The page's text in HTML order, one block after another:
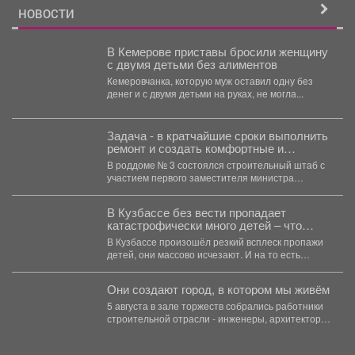
НОВОСТИ
В Кемерове приставы бросили женщину
с двумя детьми без алиментов
Кемеровчанка, которую муж оставил одну без
денег и с двумя детьми на руках, не могла...
Задача - в кратчайшие сроки выполнить
ремонт и создать комфортные и
безопасные условия для будущих мам
и новорождённых.
В роддоме № 3 состоялся строительный штаб с
участием первого заместителя министра
В Кузбассе без вести пропадает
катастрофически много детей – что
происходит
В Кузбассе произошёл резкий всплеск пропажи
детей, они массово исчезают. И на то есть
Они создают город, в котором мы живём
5 августа в зале торжеств собрались работники
строительной отрасли - инженеры, архитекторы,